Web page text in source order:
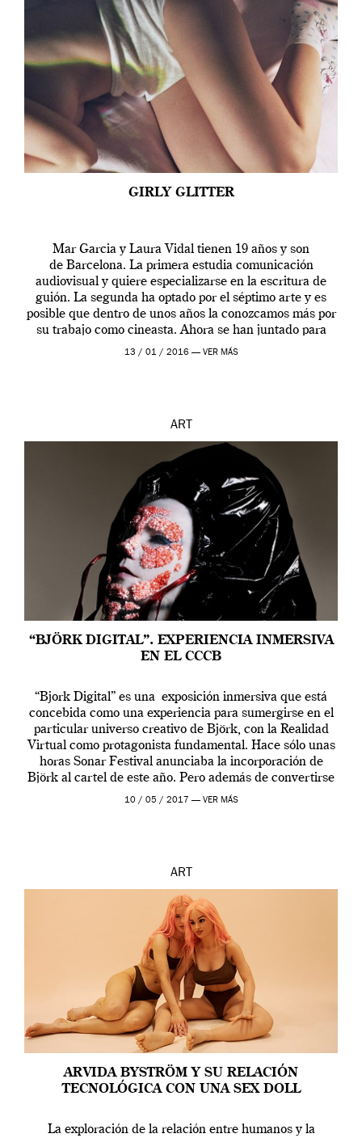
GIRLY GLITTER
Mar Garcia y Laura Vidal tienen 19 años y son
de Barcelona. La primera estudia comunicación
audiovisual y quiere especializarse en la escritura de
guión. La segunda ha optado por el séptimo arte y es
posible que dentro de unos años la conozcamos más por
su trabajo como cineasta. Ahora se han juntado para
contarnos una […]
13 / 01 / 2016 — VER MÁS
ART
“BJÖRK DIGITAL”. EXPERIENCIA INMERSIVA
EN EL CCCB
“Bjork Digital” es una exposición inmersiva que está
concebida como una experiencia para sumergirse en el
particular universo creativo de Björk, con la Realidad
Virtual como protagonista fundamental. Hace sólo unas
horas Sonar Festival anunciaba la incorporación de
Björk al cartel de este año. Pero además de convertirse
en una de las actuaciones más relevantes […]
10 / 05 / 2017 — VER MÁS
ART
ARVIDA BYSTRÖM Y SU RELACIÓN
TECNOLÓGICA CON UNA SEX DOLL
La exploración de la relación entre humanos y la